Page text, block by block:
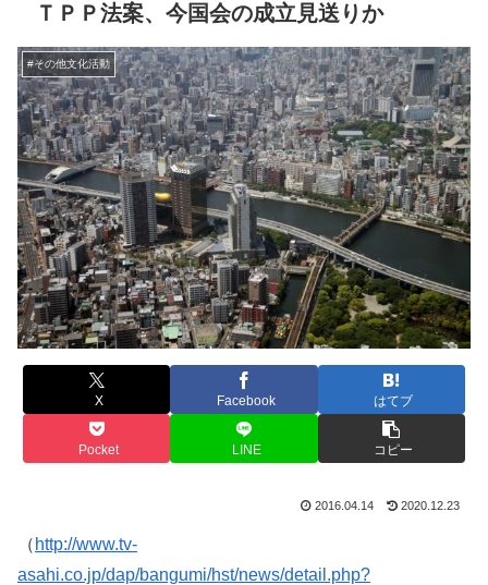
ＴＰＰ法案、今国会の成立見送りか
#その他文化活動
X Facebook はてブ
Pocket LINE コピー
2016.04.14 2020.12.23
（ http://www.tv-
asahi.co.jp/dap/bangumi/hst/news/detail.php?